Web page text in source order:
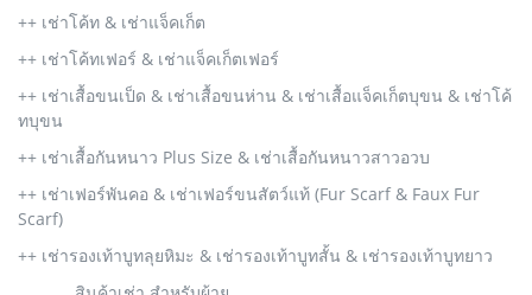
++ เช่าโค้ท & เช่าแจ็คเก็ต
++ เช่าโค้ทเฟอร์ & เช่าแจ็คเก็ตเฟอร์
++ เช่าเสื้อขนเป็ด & เช่าเสื้อขนห่าน & เช่าเสื้อแจ็คเก็ตบุขน & เช่าโค้
ทบุขน
++ เช่าเสื้อกันหนาว Plus Size & เช่าเสื้อกันหนาวสาวอวบ
++ เช่าเฟอร์พันคอ & เช่าเฟอร์ขนสัตว์แท้ (Fur Scarf & Faux Fur
Scarf)
++ เช่ารองเท้าบูทลุยหิมะ & เช่ารองเท้าบูทสั้น & เช่ารองเท้าบูทยาว